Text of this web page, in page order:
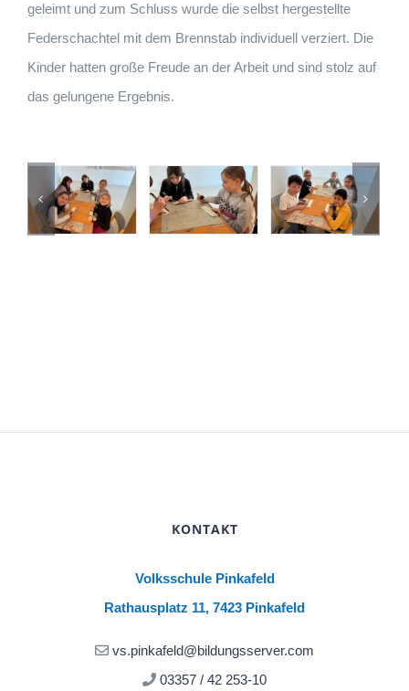
geleimt und zum Schluss wurde die selbst hergestellte
Federschachtel mit dem Brennstab individuell verziert. Die
Kinder hatten große Freude an der Arbeit und sind stolz auf
das gelungene Ergebnis.
KONTAKT
Volksschule Pinkafeld
Rathausplatz 11, 7423 Pinkafeld
vs.pinkafeld@bildungsserver.com
03357 / 42 253-10